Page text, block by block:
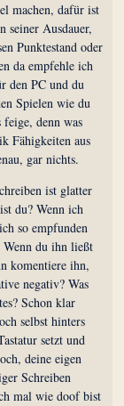
machen, dafür ist
seiner Ausdauer,
Punktestand oder
da empfehle ich
den PC und du
Spielen wie du
denn was
Fähigkeiten aus
gar nichts.
ist glatter
du? Wenn ich
so empfunden
Wenn du ihn ließt
komentiere ihn,
negativ? Was
Schon klar
selbst hinters
setzt und
deine eigen
Schreiben
mal wie doof bist